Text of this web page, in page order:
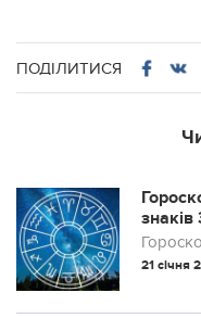
ПОДІЛИТИСЯ
знаків
21 січня